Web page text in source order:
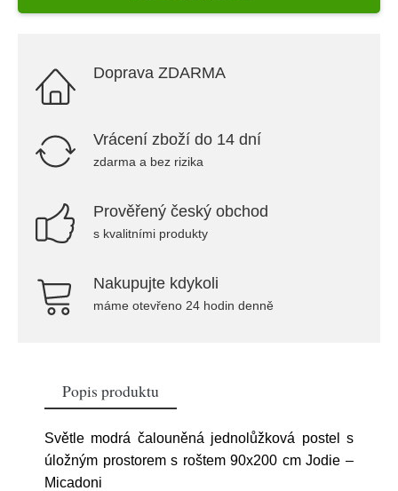
Doprava ZDARMA
Vrácení zboží do 14 dní
zdarma a bez rizika
Prověřený český obchod
s kvalitními produkty
Nakupujte kdykoli
máme otevřeno 24 hodin denně
Popis produktu
Světle modrá čalouněná jednolůžková postel s
úložným prostorem s roštem 90x200 cm Jodie –
Micadoni